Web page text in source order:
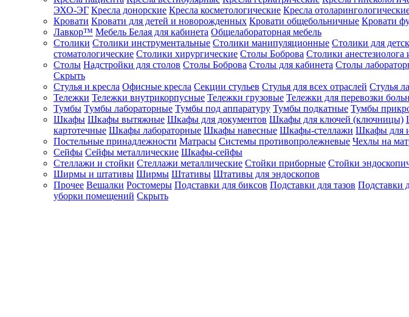
ЭХО-ЭГ Кресла донорские Кресла косметологические Кресла
Кровати Кровати для детей и новорожденных Кровати общебольничные Кровати
Лавкор™ Мебель Белая для кабинета Общелабораторная мебель
Столики Столики инструментальные Столики манипуляционные Столики для
стоматологические Столики хирургические Столы Боброва Столики анестезиолога
Столы Надстройки для столов Столы Боброва Столы для кабинета Столы
Скрыть
Стулья и кресла Офисные кресла Секции стульев Стулья для всех отраслей Стулья
Тележки Тележки внутрикорпусные Тележки грузовые Тележки для перевозки
Тумбы Тумбы лабораторные Тумбы под аппаратуру Тумбы подкатные Тумбы
Шкафы Шкафы вытяжные Шкафы для документов Шкафы для ключей (ключницы)
картотечные Шкафы лабораторные Шкафы навесные Шкафы-стеллажи Шкафы для
Постельные принадлежности Матрасы Системы противопролежневые Чехлы на
Сейфы Сейфы металлические Шкафы-сейфы
Стеллажи и стойки Стеллажи металлические Стойки приборные Стойки
Ширмы и штативы Ширмы Штативы Штативы для эндоскопов
Прочее Вешалки Ростомеры Подставки для биксов Подставки для тазов Подставки
уборки помещений Скрыть